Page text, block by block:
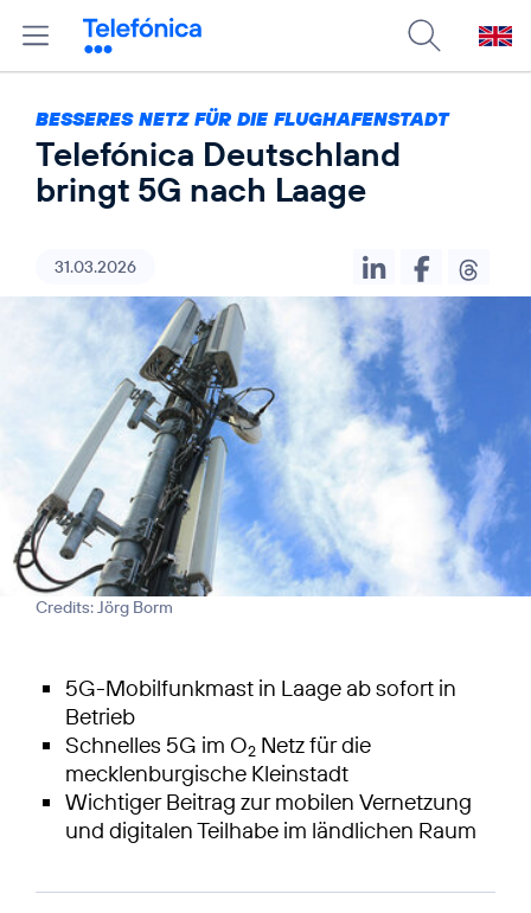
BESSERES NETZ FÜR DIE FLUGHAFENSTADT
Telefónica Deutschland
bringt 5G nach Laage
31.03.2026
Credits: Jörg Borm
5G-Mobilfunkmast in Laage ab sofort in
Betrieb
Schnelles 5G im O2 Netz für die
mecklenburgische Kleinstadt
Wichtiger Beitrag zur mobilen Vernetzung
und digitalen Teilhabe im ländlichen Raum